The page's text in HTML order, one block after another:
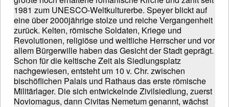
1981 zum UNESCO-Weltkulturerbe. Speyer blickt auf
eine über 2000jährige stolze und reiche Vergangenheit
zurück. Kelten, römische Soldaten, Kriege und
Revolutionen, religiöse und weltliche Herrscher und vor
allem Bürgerwille haben das Gesicht der Stadt geprägt.
Schon für die keltische Zeit als Siedlungsplatz
nachgewiesen, entsteht um 10 v. Chr. zwischen
bischöflichen Palais und Rathaus das erste römische
Militärlager. Die sich entwickelnde Zivilsiedlung, zuerst
Noviomagus, dann Civitas Nemetum genannt, wächst